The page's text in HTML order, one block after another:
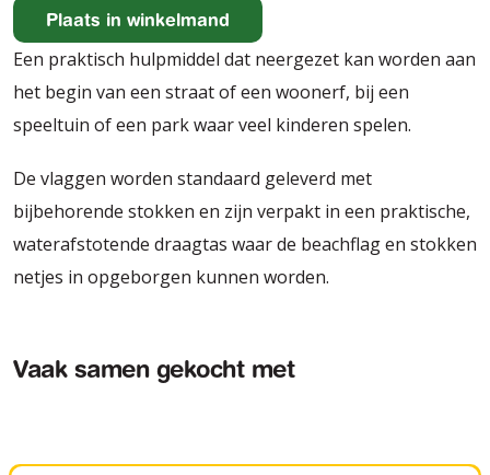
Een praktisch hulpmiddel dat neergezet kan worden aan
het begin van een straat of een woonerf, bij een
speeltuin of een park waar veel kinderen spelen.
De vlaggen worden standaard geleverd met
bijbehorende stokken en zijn verpakt in een praktische,
waterafstotende draagtas waar de beachflag en stokken
netjes in opgeborgen kunnen worden.
Vaak samen gekocht met